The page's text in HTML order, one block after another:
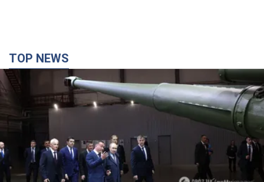
TOP NEWS